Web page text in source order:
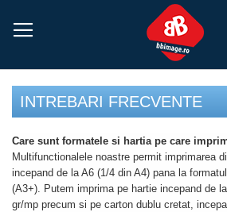
Conținut
INTREBARI FRECVENTE
Care sunt formatele si hartia pe care
Multifunctionalele noastre permit imprimarea
incepand de la A6 (1/4 din A4) pana la
(A3+). Putem imprima pe hartie incepand de
gr/mp precum si pe carton dublu cretat,